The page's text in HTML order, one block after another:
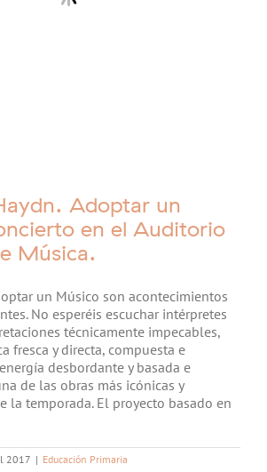
Adoptar un
en el Auditorio
Música.
un Músico son acontecimientos
No esperéis escuchar intérpretes
técnicamente impecables,
fresca y directa, compuesta e
desbordante y basada e
de las obras más icónicas y
la temporada. El proyecto basado en
2017 | Educación Primaria